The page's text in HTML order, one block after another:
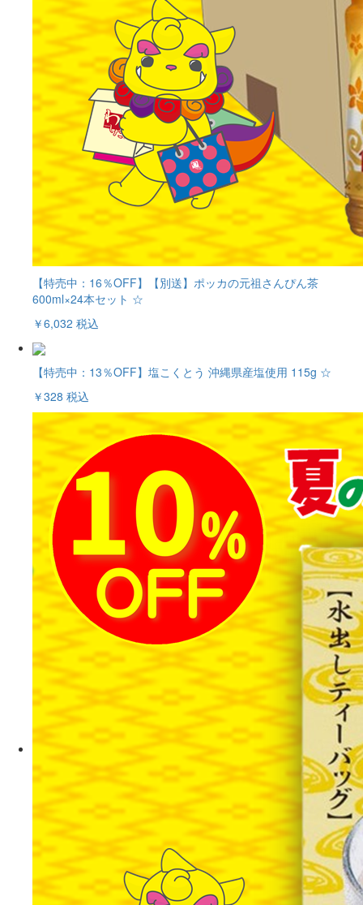
【特売中：16％OFF】【別送】ポッカの元祖さんぴん茶
600ml×24本セット ☆
￥6,032 税込
【特売中：13％OFF】塩こくとう 沖縄県産塩使用 115g ☆
￥328 税込